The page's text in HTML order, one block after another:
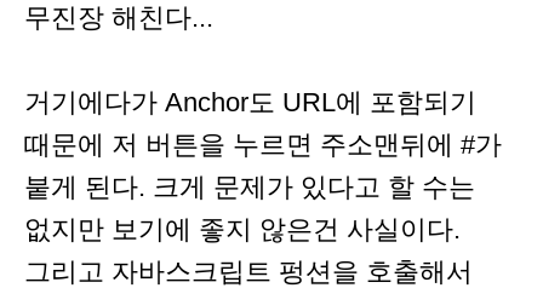
무진장 해친다...
거기에다가 Anchor도 URL에 포함되기
때문에 저 버튼을 누르면 주소맨뒤에 #가
붙게 된다. 크게 문제가 있다고 할 수는
없지만 보기에 좋지 않은건 사실이다.
그리고 자바스크립트 펑션을 호출해서